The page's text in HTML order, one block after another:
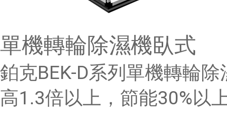
單機轉輪除濕機臥式
鉑克BEK-D系列單機轉輪
高1.3倍以上，節能30%以